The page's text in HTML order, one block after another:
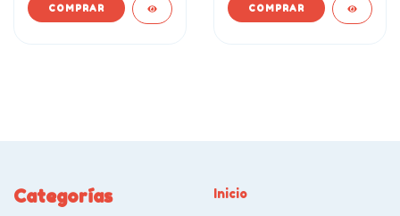
Categorías Inicio